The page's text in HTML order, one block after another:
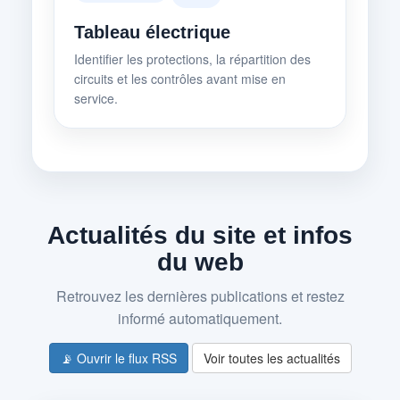
Tableau électrique
Identifier les protections, la répartition des
circuits et les contrôles avant mise en
service.
Actualités du site et infos
du web
Retrouvez les dernières publications et restez
informé automatiquement.
📡 Ouvrir le flux RSS Voir toutes les actualités